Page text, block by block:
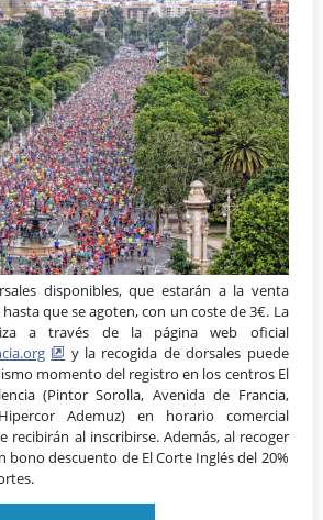
disponibles, que estarán a la venta
que se agoten, con un coste de 3€. La
a través de la página web oficial
y la recogida de dorsales puede
momento del registro en los centros El
(Pintor Sorolla, Avenida de Francia,
Ademuz) en horario comercial
recibirán al inscribirse. Además, al recoger
bono descuento de El Corte Inglés del 20%